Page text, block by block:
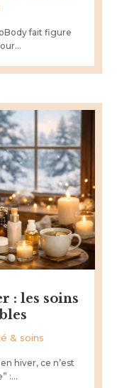
fait figure
: les soins
& soins
hiver, ce n’est
:...